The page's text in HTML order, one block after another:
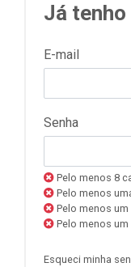
Já
E-mail
Senha
Pelo menos 8
Pelo menos
Pelo menos um
Pelo menos
Esqueci minha